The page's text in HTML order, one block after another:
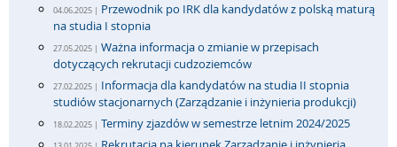
04.06.2025 | Przewodnik po IRK dla kandydatów z polską maturą
na studia I stopnia
27.05.2025 | Ważna informacja o zmianie w przepisach
dotyczących rekrutacji cudzoziemców
27.02.2025 | Informacja dla kandydatów na studia II stopnia
studiów stacjonarnych (Zarządzanie i inżynieria produkcji)
18.02.2025 | Terminy zjazdów w semestrze letnim 2024/2025